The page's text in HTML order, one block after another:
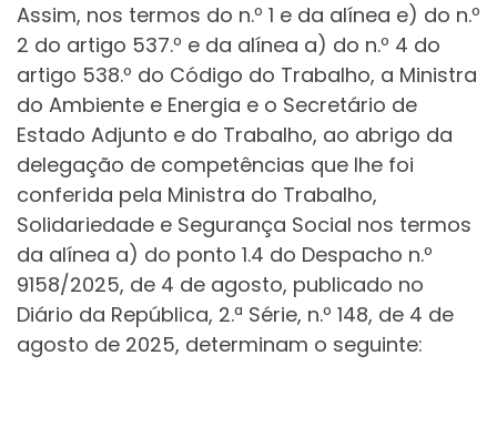
Assim, nos termos do n.º 1 e da alínea e) do n.º
2 do artigo 537.º e da alínea a) do n.º 4 do
artigo 538.º do Código do Trabalho, a Ministra
do Ambiente e Energia e o Secretário de
Estado Adjunto e do Trabalho, ao abrigo da
delegação de competências que lhe foi
conferida pela Ministra do Trabalho,
Solidariedade e Segurança Social nos termos
da alínea a) do ponto 1.4 do Despacho n.º
9158/2025, de 4 de agosto, publicado no
Diário da República, 2.ª Série, n.º 148, de 4 de
agosto de 2025, determinam o seguinte: